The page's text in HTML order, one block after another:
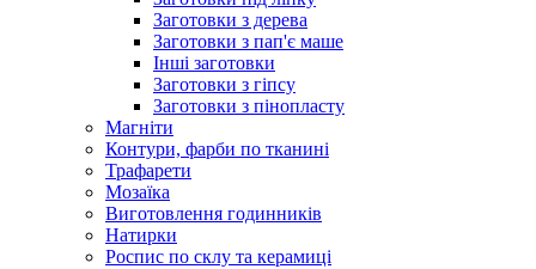
Заготовки з дерева
Заготовки з пап'є маше
Інші заготовки
Заготовки з гіпсу
Заготовки з пінопласту
Магніти
Контури, фарби по тканині
Трафарети
Мозаїка
Виготовлення годинників
Натирки
Роспис по склу та керамиці